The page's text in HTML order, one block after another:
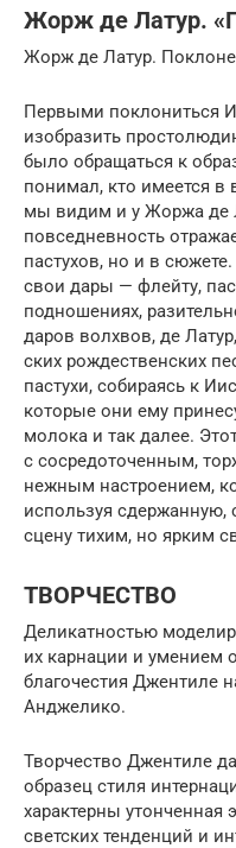
Жорж де Латур.
Жорж де Латур.
Первыми поклониться
изобразить
было обращаться к
понимал, кто имеется
мы видим и у Жоржа де
повседневность
пастухов, но и в
свои дары — флейту,
подношениях,
даров волхвов, де
ских рождественских
пастухи, собираясь к
которые они ему
молока и так далее.
с сосредоточенным,
нежным настроением,
используя
сцену тихим, но ярким
ТВОРЧЕСТВО
Деликатностью
их карнации и умением
благочестия Джентиле
Анджелико.
Творчество Джентиле
образец стиля
характерны утонченная
светских тенденций и